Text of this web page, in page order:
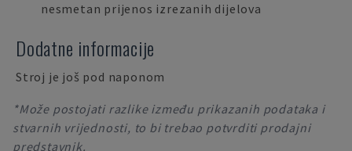
nesmetan prijenos izrezanih dijelova
Dodatne informacije
Stroj je još pod naponom
*Može postojati razlike između prikazanih podataka i
stvarnih vrijednosti, to bi trebao potvrditi prodajni
predstavnik.